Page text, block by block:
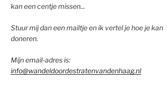
kan een centje missen...
Stuur mij dan een mailtje en ik vertel je hoe je kan
doneren.
Mijn email-adres is:
info@wandeldoordestratenvandenhaag.nl